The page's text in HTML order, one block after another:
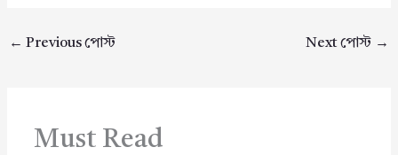
← Previous পোস্ট Next পোস্ট →
Must Read